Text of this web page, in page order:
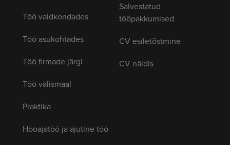
Töö valdkondades
Töö asukohtades
Töö firmade järgi
Töö välismaal
Praktika
Hooajatöö ja ajutine töö
Salvestatud
tööpakkumised
CV esiletõstmine
CV näidis